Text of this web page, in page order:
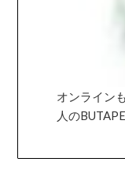
オンライン
人の